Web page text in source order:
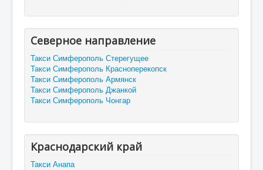
Северное направление
Такси Симферополь Стерегущее
Такси Симферополь Красноперекопск
Такси Симферополь Армянск
Такси Симферополь Джанкой
Такси Симферополь Чонгар
Краснодарский край
Такси Анапа